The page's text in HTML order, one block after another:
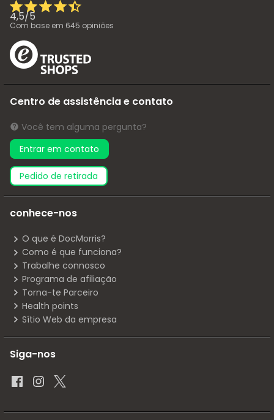
4,5/5
Com base em 645 opiniões
Centro de assistência e contato
Você tem alguma pergunta?
Entrar em contato
pedido de retirada
conhece-nos
O que é DocMorris?
Como é que funciona?
Trabalhe connosco
Programa de afiliação
Torna-te Parceiro
Health points
Sítio Web da empresa
Siga-nos